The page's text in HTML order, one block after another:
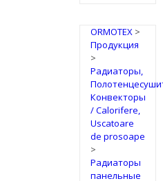
ORMOTEX>
Продукция
>
Радиаторы,
Конвекторы
/ Calorifere,
Uscatoare
de prosoape
>
Радиаторы
панельные